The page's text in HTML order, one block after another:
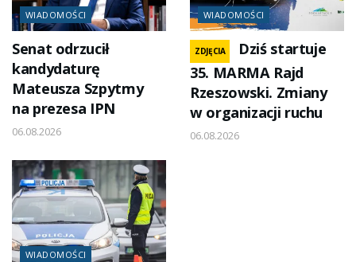
WIADOMOŚCI
Senat odrzucił
kandydaturę
Mateusza Szpytmy
na prezesa IPN
06.08.2026
WIADOMOŚCI
ZDJĘCIA
Dziś startuje
35. MARMA Rajd
Rzeszowski. Zmiany
w organizacji ruchu
06.08.2026
WIADOMOŚCI